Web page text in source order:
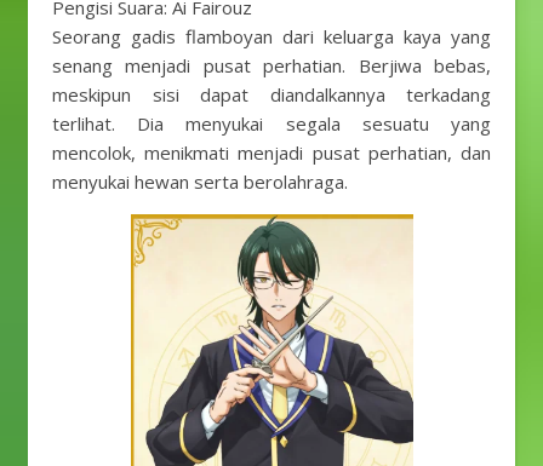
Pengisi Suara: Ai Fairouz
Seorang gadis flamboyan dari keluarga kaya yang
senang menjadi pusat perhatian. Berjiwa bebas,
meskipun sisi dapat diandalkannya terkadang
terlihat. Dia menyukai segala sesuatu yang
mencolok, menikmati menjadi pusat perhatian, dan
menyukai hewan serta berolahraga.